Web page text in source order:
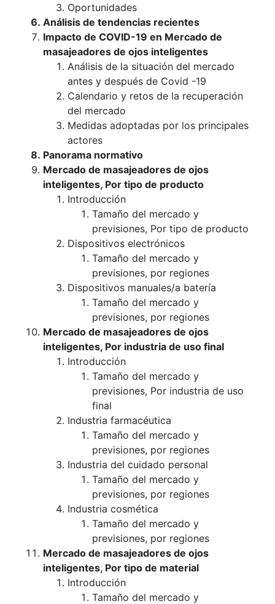
Oportunidades
Análisis de tendencias recientes
Impacto de COVID-19 en Mercado de
masajeadores de ojos inteligentes
Análisis de la situación del mercado
antes y después de Covid -19
Calendario y retos de la recuperación
del mercado
Medidas adoptadas por los principales
actores
Panorama normativo
Mercado de masajeadores de ojos
inteligentes, Por tipo de producto
Introducción
Tamaño del mercado y
previsiones, Por tipo de producto
Dispositivos electrónicos
Tamaño del mercado y
previsiones, por regiones
Dispositivos manuales/a batería
Tamaño del mercado y
previsiones, por regiones
Mercado de masajeadores de ojos
inteligentes, Por industria de uso final
Introducción
Tamaño del mercado y
previsiones, Por industria de uso
final
Industria farmacéutica
Tamaño del mercado y
previsiones, por regiones
Industria del cuidado personal
Tamaño del mercado y
previsiones, por regiones
Industria cosmética
Tamaño del mercado y
previsiones, por regiones
Mercado de masajeadores de ojos
inteligentes, Por tipo de material
Introducción
Tamaño del mercado y